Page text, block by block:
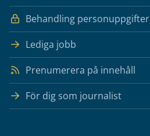
Behandling personuppgifter
Lediga jobb
Prenumerera på innehåll
För dig som journalist